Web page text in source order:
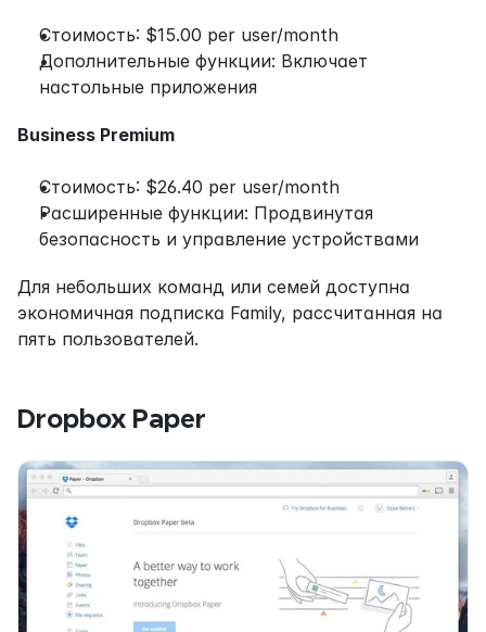
Стоимость: $15.00 per user/month
Дополнительные функции: Включает
настольные приложения
Business Premium
Стоимость: $26.40 per user/month
Расширенные функции: Продвинутая
безопасность и управление устройствами
Для небольших команд или семей доступна
экономичная подписка Family, рассчитанная на
пять пользователей.
Dropbox Paper